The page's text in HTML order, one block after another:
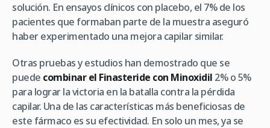
solución. En ensayos clínicos con placebo, el 7% de los
pacientes que formaban parte de la muestra aseguró
haber experimentado una mejora capilar similar.
Otras pruebas y estudios han demostrado que se
puede combinar el Finasteride con Minoxidil 2% o 5%
para lograr la victoria en la batalla contra la pérdida
capilar. Una de las características más beneficiosas de
este fármaco es su efectividad. En solo un mes, ya se